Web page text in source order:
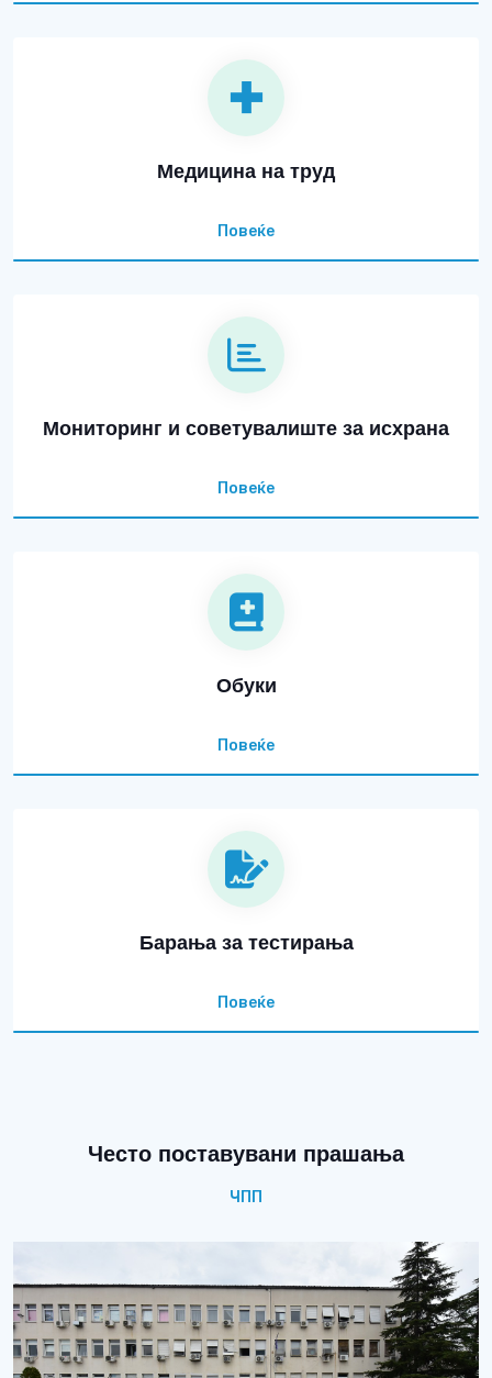
Медицина на труд
Повеќе
Мониторинг и советувалиште за исхрана
Повеќе
Обуки
Повеќе
Барања за тестирања
Повеќе
Често поставувани прашања
ЧПП